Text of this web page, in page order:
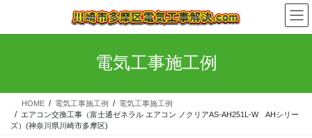
テ
ス
ゲ
ン
電気工事施工例
HOME 電気工事施工例
電気工事施工例
エアコン交換工事（富士通ゼネラル エアコン ノクリアAS-AH251L-W AHシリー
ズ）(神奈川県川崎市多摩区)